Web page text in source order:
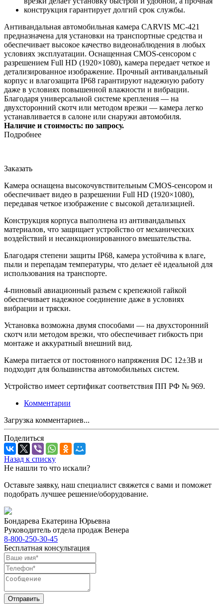
Антивандальная автомобильная камера CARVIS MC-421
предназначена для установки на транспортные средства и
обеспечивает высокое качество видеонаблюдения в любых
условиях эксплуатации. Оснащенная CMOS-сенсором с
разрешением Full HD (1920×1080), камера передает четкое и
детализированное изображение. Прочный антивандальный
корпус и влагозащита IP68 гарантируют надежную работу
даже в условиях повышенной влажности и вибрации.
Благодаря универсальной системе крепления — на
двухсторонний скотч или методом врезки — камера легко
устанавливается в салоне или снаружи автомобиля.
Наличие и стоимость: по запросу.
Подробнее
Заказать
Камера оснащена высокочувствительным CMOS-сенсором и
обеспечивает видео в разрешении Full HD (1920×1080),
передавая четкое изображение с высокой детализацией.
Конструкция корпуса выполнена из антивандальных
материалов, что защищает устройство от механических
воздействий и несанкционированного вмешательства.
Благодаря степени защиты IP68, камера устойчива к влаге,
пыли и перепадам температуры, что делает её идеальной для
использования на транспорте.
4-пиновый авиационный разъем с крепежной гайкой
обеспечивает надежное соединение даже в условиях
вибрации и тряски.
Установка возможна двумя способами — на двухсторонний
скотч или методом врезки, что обеспечивает гибкость при
монтаже и аккуратный внешний вид.
Камера питается от постоянного напряжения DC 12±3В и
подходит для большинства автомобильных систем.
Устройство имеет сертификат соответствия ПП РФ № 969.
Комментарии
Загрузка комментариев...
Поделиться
Назад к списку
Не нашли то что искали?
Оставьте заявку, наш специалист свяжется с вами и поможет
подобрать лучшее решение/оборудование.
Бондарева Екатерина Юрьевна
Руководитель отдела продаж Венера
8-800-250-30-45
Бесплатная консультация
Отправить